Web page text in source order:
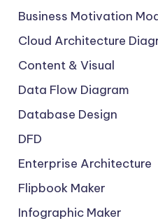
Business Motivation
Cloud Architecture
Content & Visual
Data Flow Diagram
Database Design
DFD
Enterprise Architecture
Flipbook Maker
Infographic Maker